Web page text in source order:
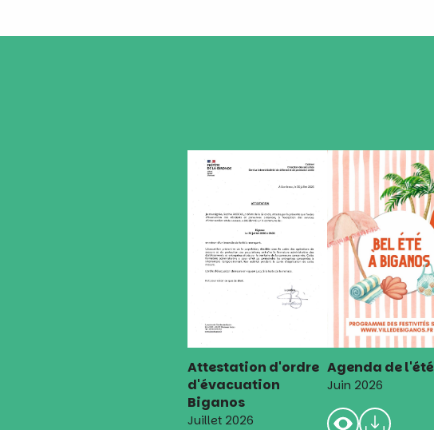
Attestation d'ordre
d'évacuation
Biganos
Juillet 2026
Agenda de l'été
Juin 2026